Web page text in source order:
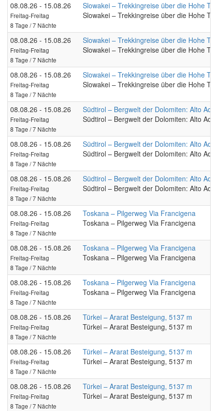
08.08.26 - 15.08.26
Freitag-Freitag
8 Tage / 7 Nächte
Slowakei – Trekkingreise über die Hohe
Slowakei – Trekkingreise über die Hohe
08.08.26 - 15.08.26
Freitag-Freitag
8 Tage / 7 Nächte
Slowakei – Trekkingreise über die Hohe
Slowakei – Trekkingreise über die Hohe
08.08.26 - 15.08.26
Freitag-Freitag
8 Tage / 7 Nächte
Slowakei – Trekkingreise über die Hohe
Slowakei – Trekkingreise über die Hohe
08.08.26 - 15.08.26
Freitag-Freitag
8 Tage / 7 Nächte
Südtirol – Bergwelt der Dolomiten: Alto
Südtirol – Bergwelt der Dolomiten: Alto
08.08.26 - 15.08.26
Freitag-Freitag
8 Tage / 7 Nächte
Südtirol – Bergwelt der Dolomiten: Alto
Südtirol – Bergwelt der Dolomiten: Alto
08.08.26 - 15.08.26
Freitag-Freitag
8 Tage / 7 Nächte
Südtirol – Bergwelt der Dolomiten: Alto
Südtirol – Bergwelt der Dolomiten: Alto
08.08.26 - 15.08.26
Freitag-Freitag
8 Tage / 7 Nächte
Toskana – Pilgerweg Via Francigena
Toskana – Pilgerweg Via Francigena
08.08.26 - 15.08.26
Freitag-Freitag
8 Tage / 7 Nächte
Toskana – Pilgerweg Via Francigena
Toskana – Pilgerweg Via Francigena
08.08.26 - 15.08.26
Freitag-Freitag
8 Tage / 7 Nächte
Toskana – Pilgerweg Via Francigena
Toskana – Pilgerweg Via Francigena
08.08.26 - 15.08.26
Freitag-Freitag
8 Tage / 7 Nächte
Türkei – Ararat Besteigung, 5137 m
Türkei – Ararat Besteigung, 5137 m
08.08.26 - 15.08.26
Freitag-Freitag
8 Tage / 7 Nächte
Türkei – Ararat Besteigung, 5137 m
Türkei – Ararat Besteigung, 5137 m
08.08.26 - 15.08.26
Freitag-Freitag
8 Tage / 7 Nächte
Türkei – Ararat Besteigung, 5137 m
Türkei – Ararat Besteigung, 5137 m